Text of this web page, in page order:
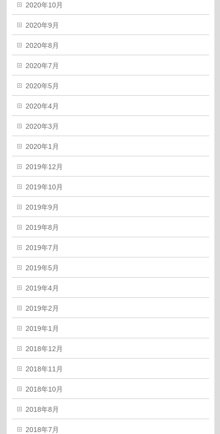
2020年10月
2020年9月
2020年8月
2020年7月
2020年5月
2020年4月
2020年3月
2020年1月
2019年12月
2019年10月
2019年9月
2019年8月
2019年7月
2019年5月
2019年4月
2019年2月
2019年1月
2018年12月
2018年11月
2018年10月
2018年8月
2018年7月